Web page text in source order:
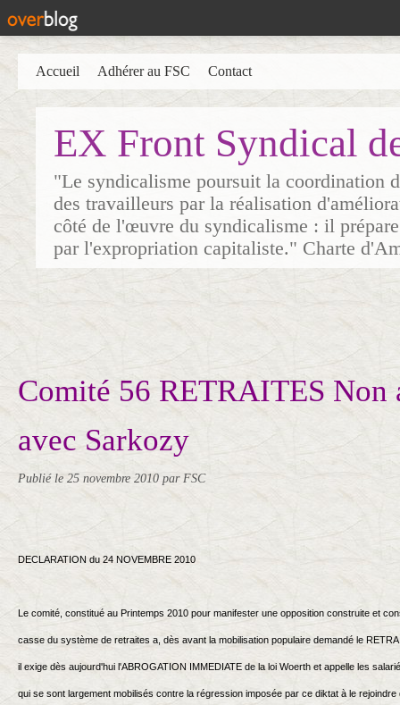
EX Front Syndical
"Le syndicalisme poursuit la coordination
des travailleurs par la réalisation
côté de l'œuvre du syndicalisme : il
par l'expropriation capitaliste." Charte
Accueil Adhérer au FSC Contact
Comité 56 RETRAITES Non
avec Sarkozy
Publié le 25 novembre 2010 par FSC
DECLARATION du 24 NOVEMBRE 2010
Le comité, constitué au Printemps 2010 pour manifester une opposition construite et
casse du système de retraites a, dès avant la mobilisation populaire demandé le
il exige dès aujourd'hui l'ABROGATION IMMEDIATE de la loi Woerth et appelle les
qui se sont largement mobilisés contre la régression imposée par ce diktat à le